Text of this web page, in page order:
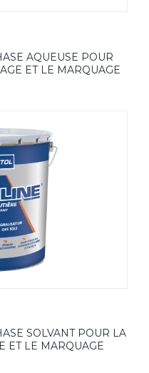
AQUEUSE POUR
ET LE MARQUAGE
SOLVANT POUR LA
ET LE MARQUAGE